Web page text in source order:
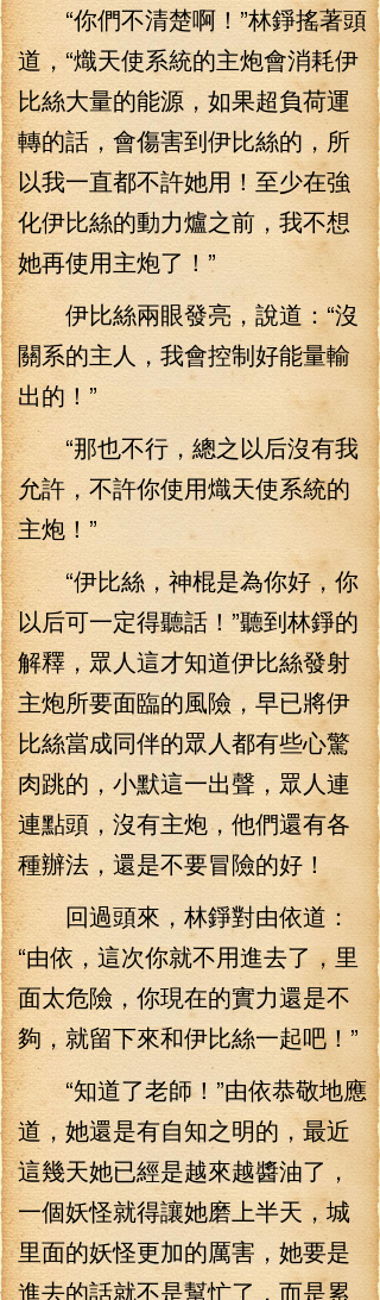
“你們不清楚啊！”林錚搖著頭
道，“熾天使系統的主炮會消耗伊
比絲大量的能源，如果超負荷運
轉的話，會傷害到伊比絲的，所
以我一直都不許她用！至少在強
化伊比絲的動力爐之前，我不想
她再使用主炮了！”
伊比絲兩眼發亮，說道：“沒
關系的主人，我會控制好能量輸
出的！”
“那也不行，總之以后沒有我
允許，不許你使用熾天使系統的
主炮！”
“伊比絲，神棍是為你好，你
以后可一定得聽話！”聽到林錚的
解釋，眾人這才知道伊比絲發射
主炮所要面臨的風險，早已將伊
比絲當成同伴的眾人都有些心驚
肉跳的，小默這一出聲，眾人連
連點頭，沒有主炮，他們還有各
種辦法，還是不要冒險的好！
回過頭來，林錚對由依道：
“由依，這次你就不用進去了，里
面太危險，你現在的實力還是不
夠，就留下來和伊比絲一起吧！”
“知道了老師！”由依恭敬地應
道，她還是有自知之明的，最近
這幾天她已經是越來越醬油了，
一個妖怪就得讓她磨上半天，城
里面的妖怪更加的厲害，她要是
進去的話就不是幫忙了，而是累